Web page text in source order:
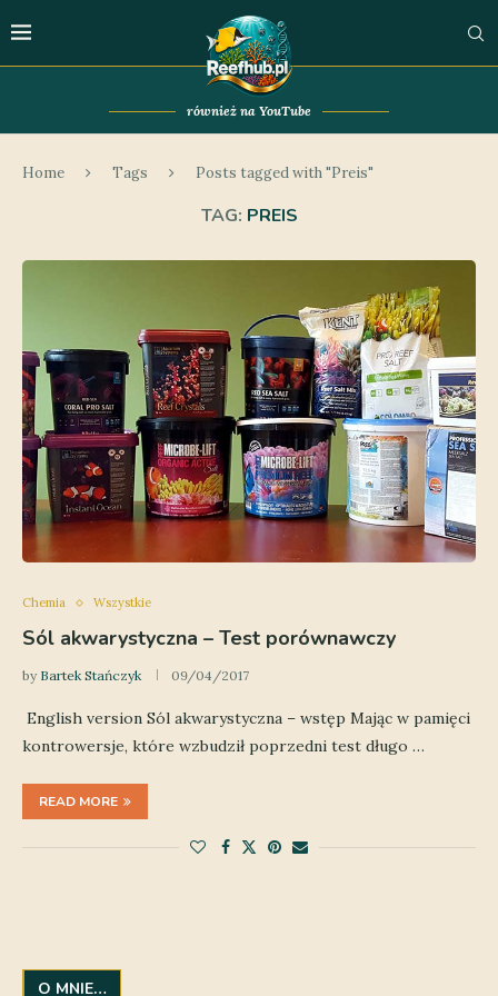
również na YouTube
Home Tags Posts tagged with "Preis"
TAG: PREIS
Chemia Wszystkie
Sól akwarystyczna – Test porównawczy
by Bartek Stańczyk 09/04/2017
English version Sól akwarystyczna – wstęp Mając w pamięci
kontrowersje, które wzbudził poprzedni test długo …
READ MORE
O MNIE…